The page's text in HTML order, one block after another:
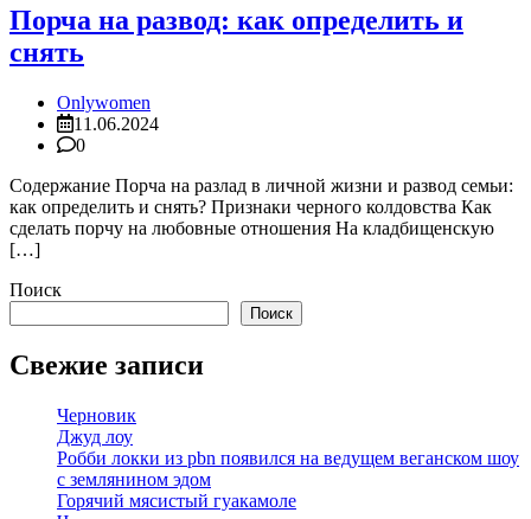
Порча на развод: как определить и
снять
Onlywomen
11.06.2024
0
Содержание Порча на разлад в личной жизни и развод семьи:
как определить и снять? Признаки черного колдовства Как
сделать порчу на любовные отношения На кладбищенскую
[…]
Поиск
Поиск
Свежие записи
Черновик
Джуд лоу
Робби локки из pbn появился на ведущем веганском шоу
с землянином эдом
Горячий мясистый гуакамоле